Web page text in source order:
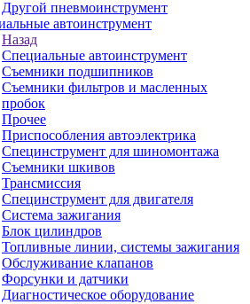
Другой пневмоинструмент
автоинструмент
Назад
Специальные автоинструмент
Съемники подшипников
Съемники фильтров и масленных
пробок
Прочее
Приспособления автоэлектрика
Специнструмент для шиномонтажа
Съемники шкивов
Трансмиссия
Специнструмент для двигателя
Система зажигания
Блок цилиндров
Топливные линии, системы зажигания
Обслуживание клапанов
Форсунки и датчики
Диагностическое оборудование